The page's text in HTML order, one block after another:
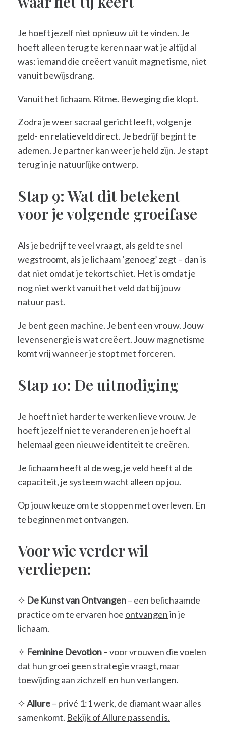
Je hoeft jezelf niet opnieuw uit te vinden. Je
hoeft alleen terug te keren naar wat je altijd al
was: iemand die creëert vanuit magnetisme, niet
vanuit bewijsdrang.
Vanuit het lichaam. Ritme. Beweging die klopt.
Zodra je weer sacraal gericht leeft, volgen je
geld- en relatieveld direct. Je bedrijf begint te
ademen. Je partner kan weer je held zijn. Je stapt
terug in je natuurlijke ontwerp.
Stap 9: Wat dit betekent
voor je volgende groeifase
Als je bedrijf te veel vraagt, als geld te snel
wegstroomt, als je lichaam ‘genoeg’ zegt – dan is
dat niet omdat je tekortschiet. Het is omdat je
nog niet werkt vanuit het veld dat bij jouw
natuur past.
Je bent geen machine. Je bent een vrouw. Jouw
levensenergie is wat creëert. Jouw magnetisme
komt vrij wanneer je stopt met forceren.
Stap 10: De uitnodiging
Je hoeft niet harder te werken lieve vrouw. Je
hoeft jezelf niet te veranderen en je hoeft al
helemaal geen nieuwe identiteit te creëren.
Je lichaam heeft al de weg, je veld heeft al de
capaciteit, je systeem wacht alleen op jou.
Op jouw keuze om te stoppen met overleven. En
te beginnen met ontvangen.
Voor wie verder wil
verdiepen:
✧ De Kunst van Ontvangen– een belichaamde
practice om te ervaren hoe ontvangenin je
lichaam.
✧ Feminine Devotion– voor vrouwen die voelen
dat hun groei geen strategie vraagt, maar
toewijdingaan zichzelf en hun verlangen.
✧Allure– privé 1:1 werk, de diamant waar alles
samenkomt. Bekijk of Allure passend is.